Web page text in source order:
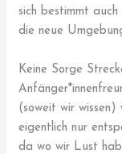
sich bestimmt
die neue
Keine Sorge
(soweit wir wissen)
eigentlich nur
da wo wir Lust